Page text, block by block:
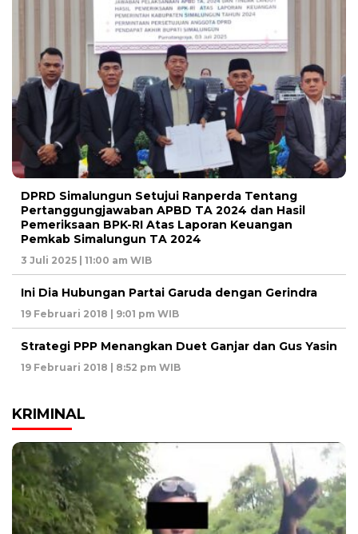
DPRD Simalungun Setujui Ranperda Tentang
Pertanggungjawaban APBD TA 2024 dan Hasil
Pemeriksaan BPK-RI Atas Laporan Keuangan
Pemkab Simalungun TA 2024
3 Juli 2025 | 11:00 am WIB
Ini Dia Hubungan Partai Garuda dengan Gerindra
19 Februari 2018 | 9:01 pm WIB
Strategi PPP Menangkan Duet Ganjar dan Gus Yasin
19 Februari 2018 | 8:52 pm WIB
KRIMINAL